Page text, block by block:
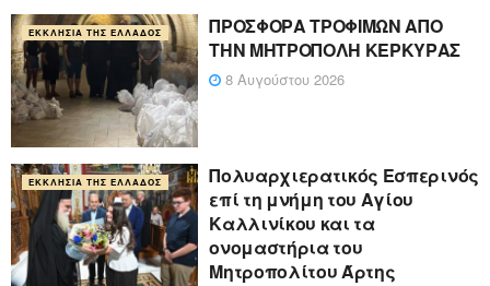
ΕΚΚΛΗΣΊΑ ΤΗΣ ΕΛΛΆΔΟΣ
ΠΡΟΣΦΟΡΑ ΤΡΟΦΙΜΩΝ ΑΠΟ
ΤΗΝ ΜΗΤΡΟΠΟΛΗ ΚΕΡΚΥΡΑΣ
8 Αυγούστου 2026
ΕΚΚΛΗΣΊΑ ΤΗΣ ΕΛΛΆΔΟΣ
Πολυαρχιερατικός Εσπερινός
επί τη μνήμη του Αγίου
Καλλινίκου και τα
ονομαστήρια του
Μητροπολίτου Άρτης